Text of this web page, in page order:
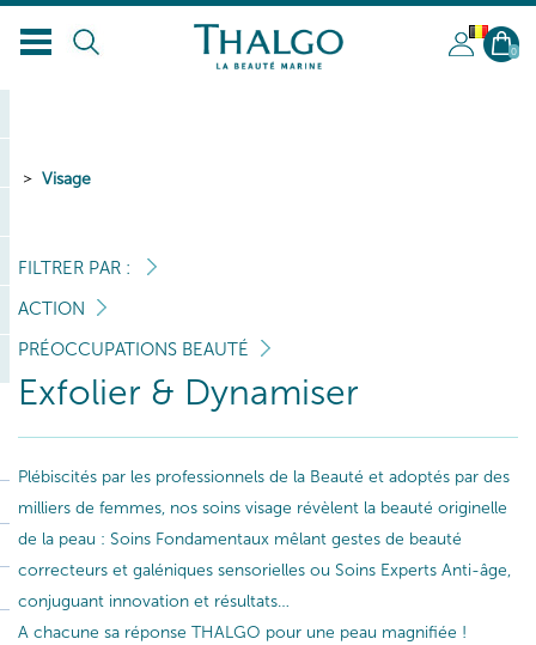
BL
0
Visage
FILTRER PAR :
ACTION
PRÉOCCUPATIONS BEAUTÉ
Exfolier & Dynamiser
Plébiscités par les professionnels de la Beauté et adoptés par des
milliers de femmes, nos soins visage révèlent la beauté originelle
de la peau : Soins Fondamentaux mêlant gestes de beauté
correcteurs et galéniques sensorielles ou Soins Experts Anti-âge,
conjuguant innovation et résultats…
A chacune sa réponse THALGO pour une peau magnifiée !